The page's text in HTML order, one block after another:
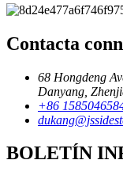
Contacta
68 Hongdeng
Danyang,
+86
BOLETÍN